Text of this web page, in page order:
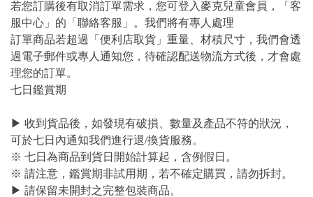
若您訂購後有取消訂單需求，您可登入麥克兒童會員，「客
服中心」的「聯絡客服」。我們將有專人處理
訂單商品若超過「便利店取貨」重量、材積尺寸，我們會透
過電子郵件或專人通知您，待確認配送物流方式後，才會處
理您的訂單。
七日鑑賞期
▶ 收到貨品後，如發現有破損、數量及產品不符的狀況，
可於七日內通知我們進行退/換貨服務。
※ 七日為商品到貨日開始計算起，含例假日。
※ 請注意，鑑賞期非試用期，若不確定購買，請勿拆封。
▶ 請保留未開封之完整包裝商品。